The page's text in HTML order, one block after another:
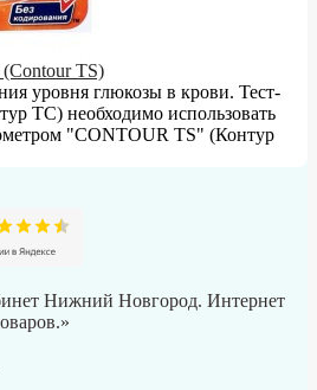
TS)
уровня глюкозы в крови. Тест-
ТС) необходимо использовать
"CONTOUR TS" (Контур
Нижний Новгород. Интернет